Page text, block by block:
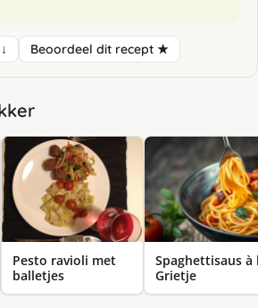
Beoordeel dit recept ★
Pesto ravioli met
balletjes
Spaghettisaus à
Grietje